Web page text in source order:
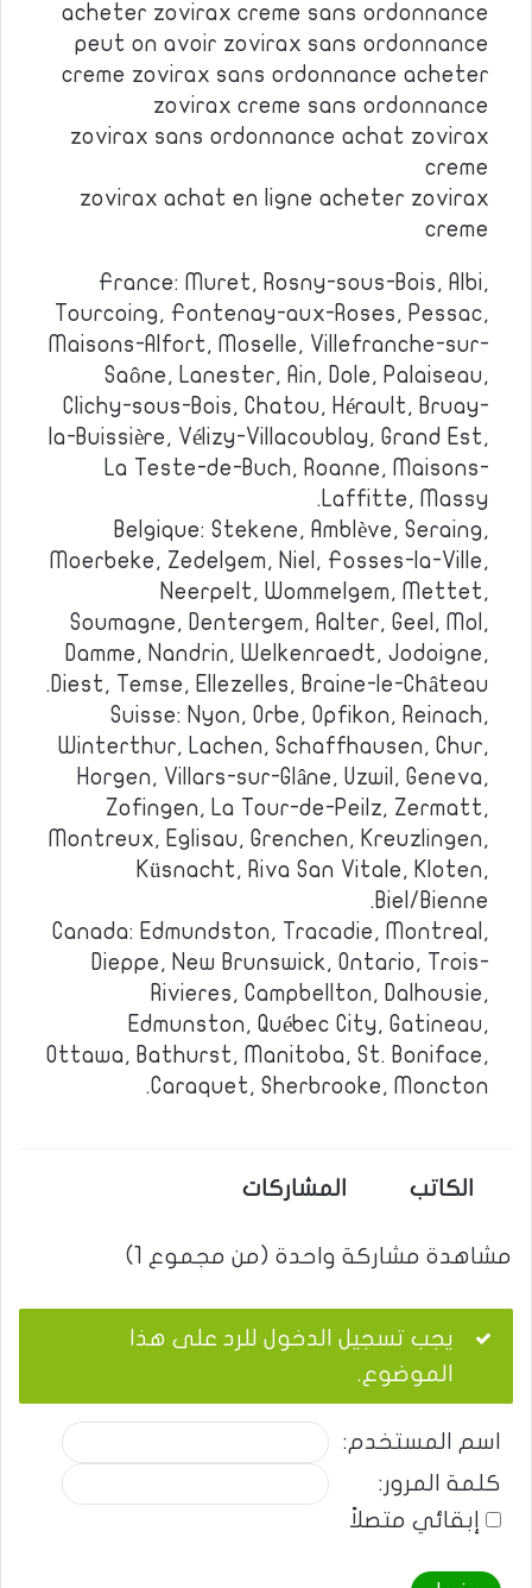
acheter zovirax creme sans ordonnance
peut on avoir zovirax sans ordonnance
creme zovirax sans ordonnance acheter
zovirax creme sans ordonnance
zovirax sans ordonnance achat zovirax
creme
zovirax achat en ligne acheter zovirax
creme
France: Muret, Rosny-sous-Bois, Albi,
Tourcoing, Fontenay-aux-Roses, Pessac,
Maisons-Alfort, Moselle, Villefranche-sur-
Saône, Lanester, Ain, Dole, Palaiseau,
Clichy-sous-Bois, Chatou, Hérault, Bruay-
la-Buissière, Vélizy-Villacoublay, Grand Est,
La Teste-de-Buch, Roanne, Maisons-
Laffitte, Massy.
Belgique: Stekene, Amblève, Seraing,
Moerbeke, Zedelgem, Niel, Fosses-la-Ville,
Neerpelt, Wommelgem, Mettet,
Soumagne, Dentergem, Aalter, Geel, Mol,
Damme, Nandrin, Welkenraedt, Jodoigne,
Diest, Temse, Ellezelles, Braine-le-Château.
Suisse: Nyon, Orbe, Opfikon, Reinach,
Winterthur, Lachen, Schaffhausen, Chur,
Horgen, Villars-sur-Glâne, Uzwil, Geneva,
Zofingen, La Tour-de-Peilz, Zermatt,
Montreux, Eglisau, Grenchen, Kreuzlingen,
Küsnacht, Riva San Vitale, Kloten,
Biel/Bienne.
Canada: Edmundston, Tracadie, Montreal,
Dieppe, New Brunswick, Ontario, Trois-
Rivieres, Campbellton, Dalhousie,
Edmunston, Québec City, Gatineau,
Ottawa, Bathurst, Manitoba, St. Boniface,
Caraquet, Sherbrooke, Moncton.
الكاتب المشاركات
مشاهدة مشاركة واحدة (من مجموع 1)
يجب تسجيل الدخول للرد على هذا
الموضوع.
اسم المستخدم:
كلمة المرور:
إبقائي متصلاً